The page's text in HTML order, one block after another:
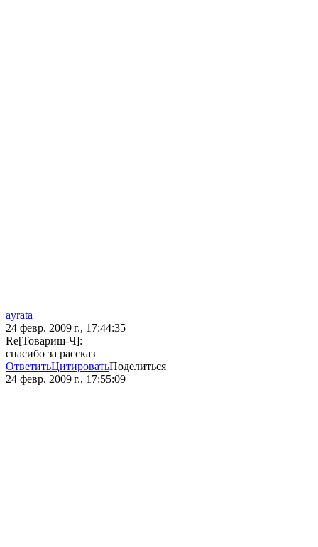
ayrata
24 февр. 2009 г., 17:44:35
Re[Товарищ-Ч]:
спасибо за рассказ
ОтветитьЦитироватьПоделиться
24 февр. 2009 г., 17:55:09